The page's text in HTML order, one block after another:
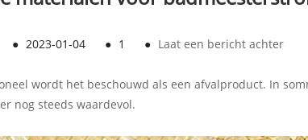
● 2023-01-04 ● 1 ● Laat een bericht achter
wordt het beschouwd als een afvalproduct. In
nog steeds waardevol.